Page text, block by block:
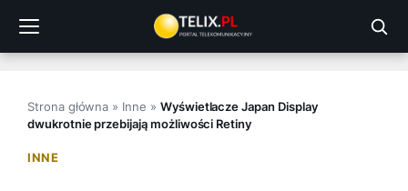
treści
Strona główna » Inne » Wyświetlacze Japan Display
dwukrotnie przebijają możliwości Retiny
INNE